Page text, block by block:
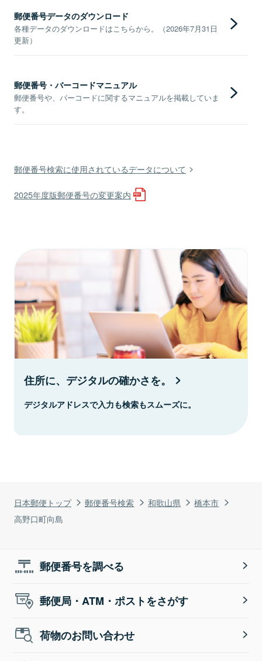
日本郵便トップ 郵便番号検索 和歌山県
橋本市
高野口町向島
郵便番号データのダウンロード
各種データのダウンロードはこちらから。（2026年7月31日
更新）
郵便番号・バーコードマニュアル
郵便番号や、バーコードに関するマニュアルを掲載していま
す。
郵便番号検索に使用されているデータについて
2025年度版郵便番号の変更案内
住所に、デジタルの確かさを。
デジタルアドレスで入力も検索もスムーズに。
郵便番号を調べる
郵便局・ATM・ポストをさがす
荷物のお問い合わせ